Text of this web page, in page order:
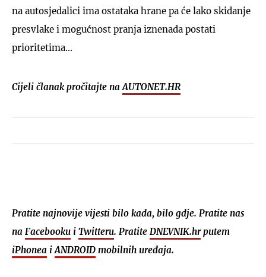
na autosjedalici ima ostataka hrane pa će lako skidanje
presvlake i mogućnost pranja iznenada postati
prioritetima...
Cijeli članak pročitajte na AUTONET.HR
Pratite najnovije vijesti bilo kada, bilo gdje. Pratite nas
na Facebooku i Twitteru. Pratite DNEVNIK.hrputem
iPhonea i ANDROID mobilnih uređaja.